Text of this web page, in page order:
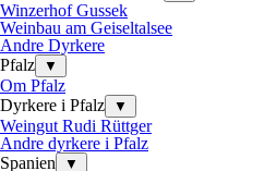
Winzerhof Gussek
Weinbau am Geiseltalsee
Andre Dyrkere
Pfalz
▼
Om Pfalz
Dyrkere i Pfalz
▼
Weingut Rudi Rüttger
Andre dyrkere i Pfalz
Spanien
▼